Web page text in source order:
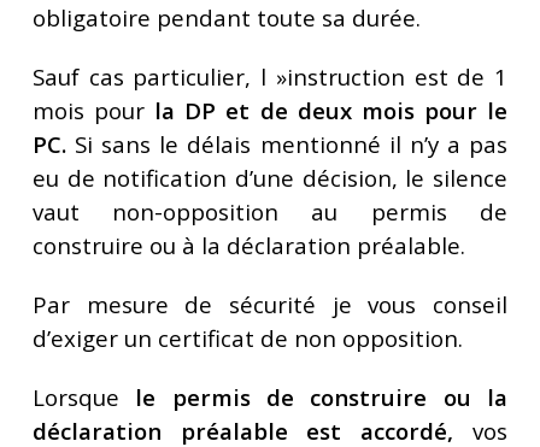
obligatoire pendant toute sa durée.
Sauf cas particulier, l »instruction est de 1
mois pour la DP et de deux mois pour le
PC. Si sans le délais mentionné il n’y a pas
eu de notification d’une décision, le silence
vaut non-opposition au permis de
construire ou à la déclaration préalable.
Par mesure de sécurité je vous conseil
d’exiger un certificat de non opposition.
Lorsque le permis de construire ou la
déclaration préalable est accordé, vos